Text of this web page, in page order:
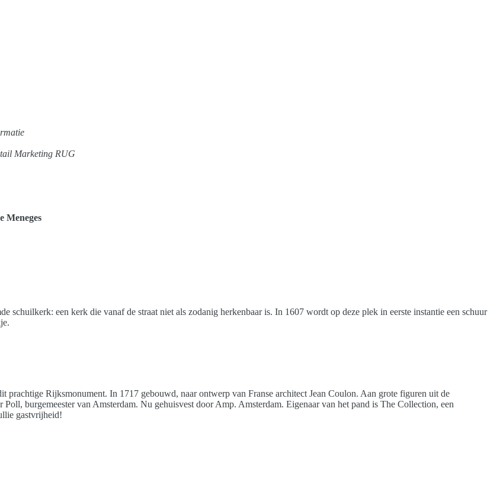
Marketing RUG
Meneges
schuilkerk: een kerk die vanaf de straat niet als zodanig herkenbaar is. In 1607 wordt op deze plek in eerste instantie een schuur
prachtige Rijksmonument. In 1717 gebouwd, naar ontwerp van Franse architect Jean Coulon. Aan grote figuren uit de
burgemeester van Amsterdam. Nu gehuisvest door Amp. Amsterdam. Eigenaar van het pand is The Collection, een
gastvrijheid!